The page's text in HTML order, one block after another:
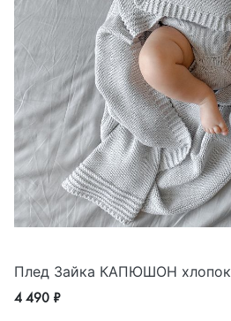
Плед Зайка КАПЮШОН хлопок
4 490 ₽